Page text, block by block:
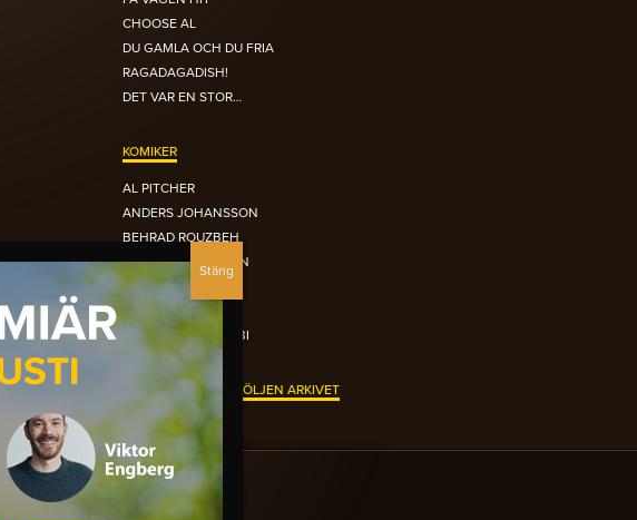
CHOOSE AL
DU GAMLA OCH DU FRIA
RAGADAGADISH!
DET VAR EN STOR…
KOMIKER
AL PITCHER
ANDERS JOHANSSON
BEHRAD ROUZBEH
NIKLAS ANDERSSON
NOUR EL-REFAI
PETTER BRISTAV
SIMON GARSHASEBI
DEN ORANGEA FÅTÖLJEN ARKIVET
OCTOBER 2015